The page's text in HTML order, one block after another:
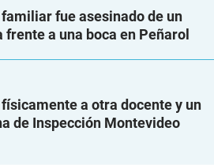
fue asesinado de un
a una boca en Peñarol
a otra docente y un
de Inspección Montevideo